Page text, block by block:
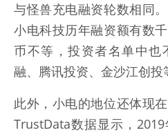
与怪兽充电融资轮数相同
小电科技历年融资额有数
币不等，投资者名单中也
融、腾讯投资、金沙江创投
此外，小电的地位还体现
TrustData数据显示，